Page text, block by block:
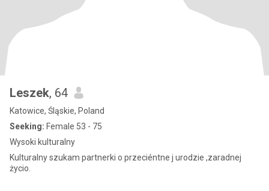
Leszek, 64
Katowice, Śląskie, Poland
Seeking: Female 53 - 75
Wysoki kulturalny
Kulturalny szukam partnerki o przeciéntne j urodzie ,zaradnej
życio.